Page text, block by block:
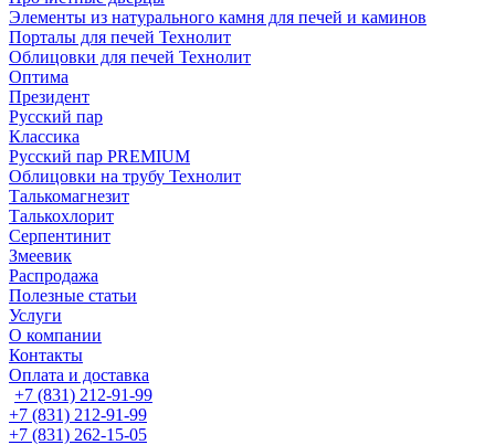
Элементы из натурального камня для печей и каминов
Порталы для печей Технолит
Облицовки для печей Технолит
Оптима
Президент
Русский пар
Классика
Русский пар PREMIUM
Облицовки на трубу Технолит
Талькомагнезит
Талькохлорит
Серпентинит
Змеевик
Распродажа
Полезные статьи
Услуги
О компании
Контакты
Оплата и доставка
+7 (831) 212-91-99
+7 (831) 212-91-99
+7 (831) 262-15-05